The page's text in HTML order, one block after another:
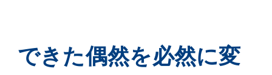
できた偶然を必然に変